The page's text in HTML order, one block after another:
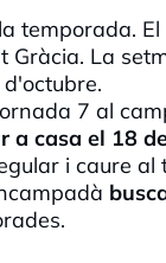
temporada.
Gràcia. La
7 al
casa el 18
i caure al